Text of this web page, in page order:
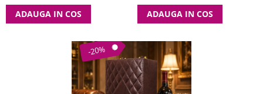
ADAUGA IN COS ADAUGA IN COS
-20%